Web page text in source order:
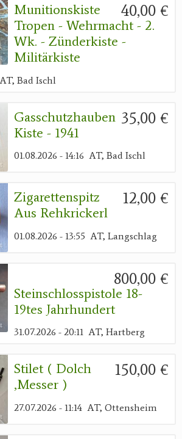
40,00 €
Munitionskiste
Tropen - Wehrmacht - 2.
Wk. - Zünderkiste -
Militärkiste
AT, Bad Ischl
35,00 €
Gasschutzhauben
Kiste - 1941
01.08.2026 - 14:16 AT, Bad Ischl
12,00 €
Zigarettenspitz
Aus Rehkrickerl
01.08.2026 - 13:55 AT, Langschlag
800,00 €
Steinschlosspistole 18-
19tes Jahrhundert
31.07.2026 - 20:11 AT, Hartberg
150,00 €
Stilet ( Dolch
,messer )
27.07.2026 - 11:14 AT, Ottensheim